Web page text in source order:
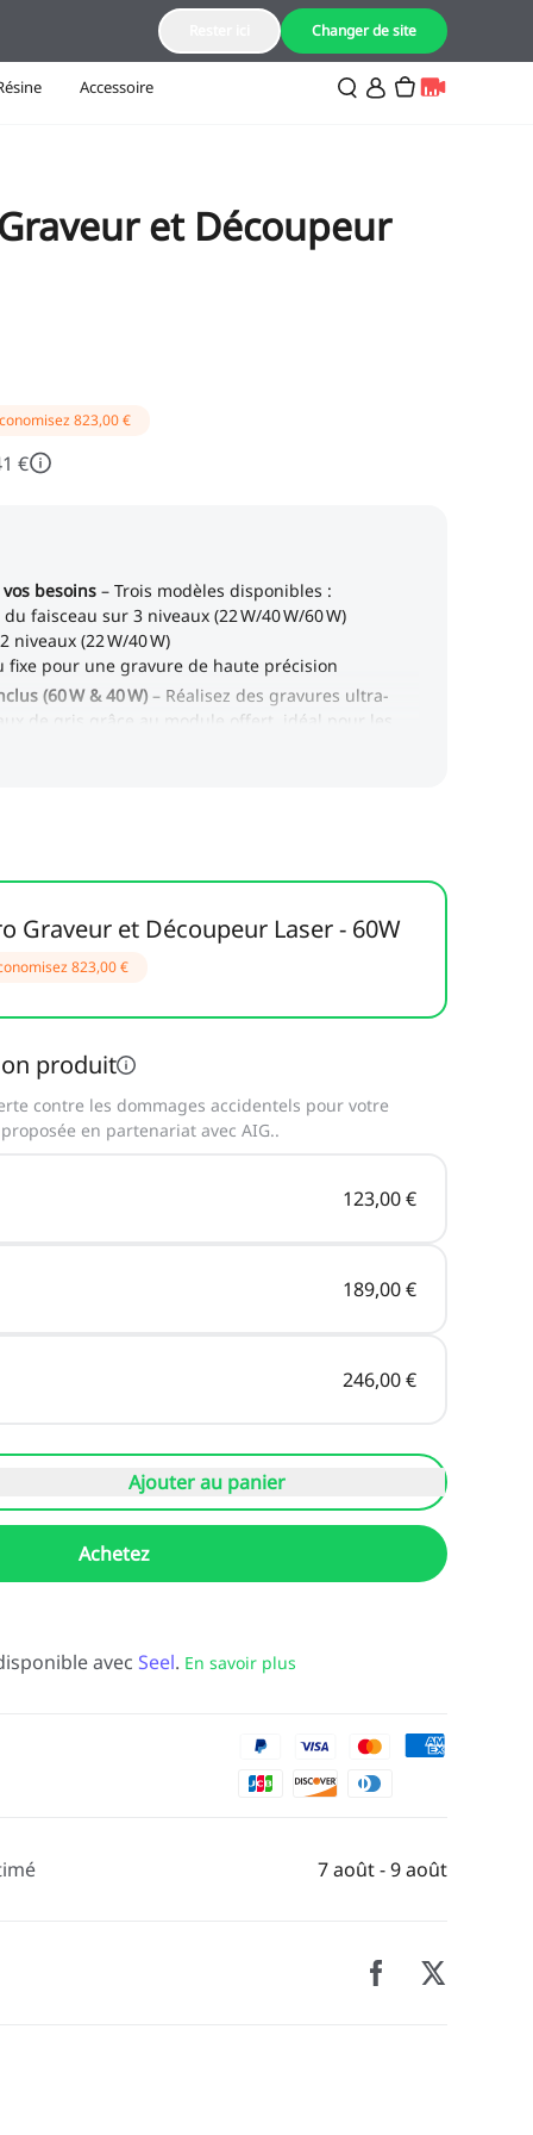
FR(Français)
Accessoire
et Découpeur
823,00 €
€
Graveur et Découpeur Laser - 60W
823,00 €
produit
contre les dommages accidentels pour votre
proposée en partenariat avec AIG..
123,00 €
189,00 €
246,00 €
Ajouter au panier
Achetez
avec Seel. En savoir plus
7 août - 9 août
Changer de site